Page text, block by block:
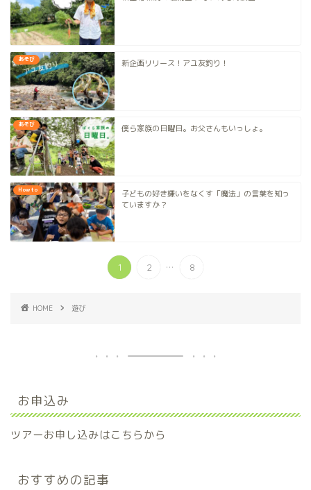
あそび 新企画リリース！アユ友釣り！
あそび 僕ら家族の日曜日。お父さんもいっしょ。
How to
子どもの好き嫌いをなくす「魔法」の言葉を知っ
ていますか？
1 2 ... 8
HOME 遊び
お申込み
ツアーお申し込みはこちらから
おすすめの記事